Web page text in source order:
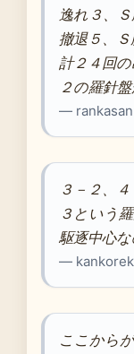
逸れ３、
撤退５、
計２４回
２の羅針
— rankasan
３－２、
３という
駆逐中心
—
ここから